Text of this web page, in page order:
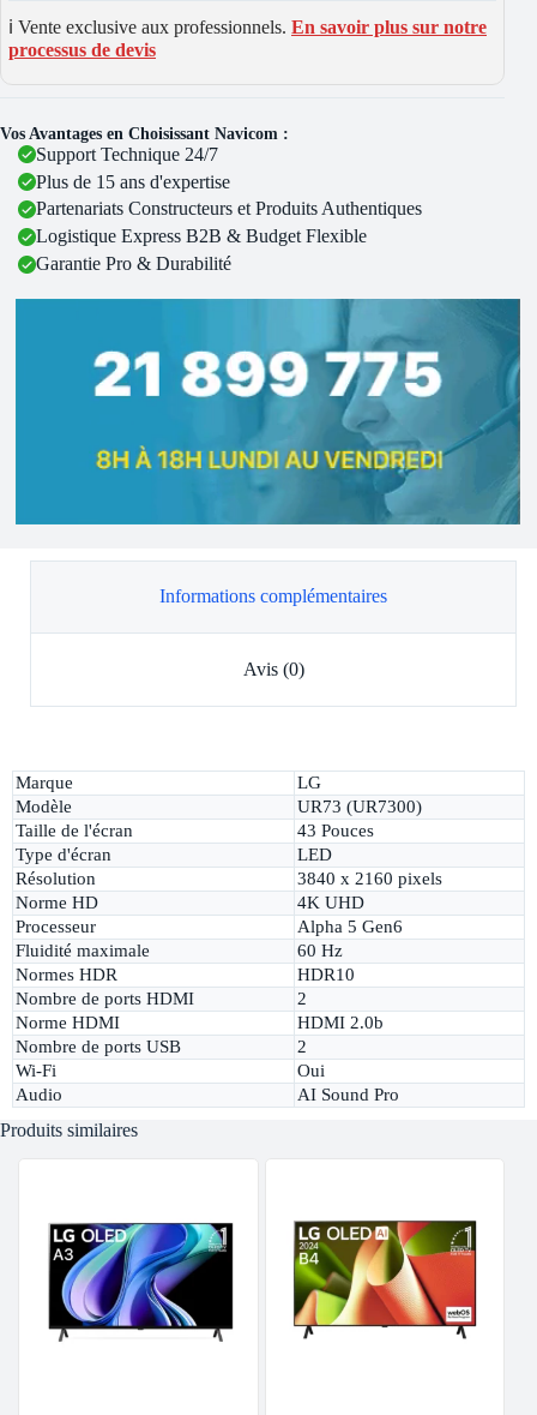
ℹ️ Vente exclusive aux professionnels. En savoir plus sur notre
processus de devis
Vos Avantages en Choisissant Navicom :
Support Technique 24/7
Plus de 15 ans d'expertise
Partenariats Constructeurs et Produits Authentiques
Logistique Express B2B & Budget Flexible
Garantie Pro & Durabilité
Informations complémentaires
Avis (0)
Marque
LG
Modèle
UR73 (UR7300)
Taille de l'écran
43 Pouces
Type d'écran
LED
Résolution
3840 x 2160 pixels
Norme HD
4K UHD
Processeur
Alpha 5 Gen6
Fluidité maximale
60 Hz
Normes HDR
HDR10
Nombre de ports HDMI
2
Norme HDMI
HDMI 2.0b
Nombre de ports USB
2
Wi-Fi
Oui
Audio
AI Sound Pro
Produits similaires